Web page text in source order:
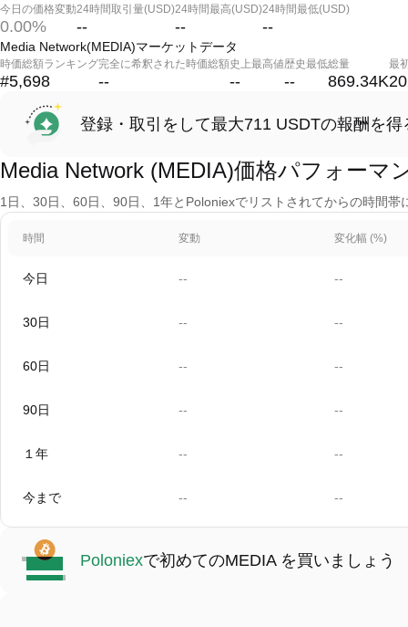
今日の価格変動
0.00%
24時間取引量(USD)
--
24時間最高(USD)
--
24時間最低(USD)
--
Media Network(MEDIA)マーケットデータ
時価総額ランキング
#5,698
完全に希釈された時価総額
--
史上最高値
--
歴史最低
--
総量
869.34K
最
登録・取引をして最大711 USDTの報酬を得
Media Network (MEDIA)価格パフォーマ
1日、30日、60日、90日、1年とPoloniexでリストされてからの時間
時間 変動 変化幅 (%)
今日 -- --
30日 -- --
60日 -- --
90日 -- --
１年 -- --
今まで -- --
Poloniexで初めてのMEDIA を買いましょう